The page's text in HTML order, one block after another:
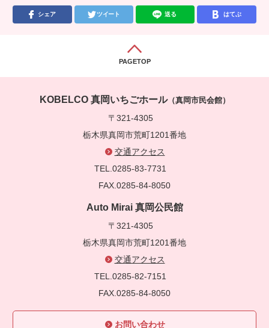
シェア ツイート 送る はてぶ
PAGETOP
KOBELCO 真岡いちごホール（真岡市民会館）
〒321-4305
栃木県真岡市荒町1201番地
交通アクセス
TEL.0285-83-7731
FAX.0285-84-8050
Auto Mirai 真岡公民館
〒321-4305
栃木県真岡市荒町1201番地
交通アクセス
TEL.0285-82-7151
FAX.0285-84-8050
お問い合わせ